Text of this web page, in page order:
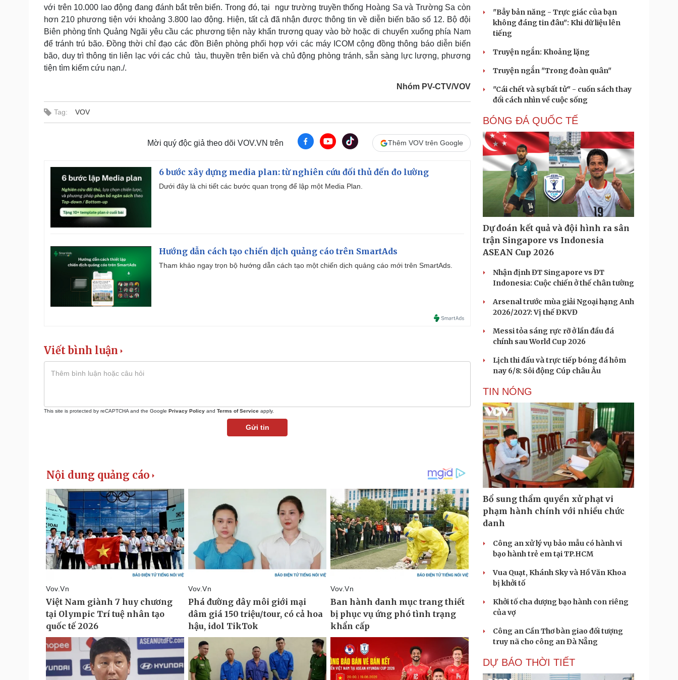
với trên 10.000 lao động đang đánh bắt trên biển. Trong đó, tại ngư trường truyền thống Hoàng Sa và Trường Sa còn
hơn 210 phương tiện với khoảng 3.800 lao động. Hiện, tất cả đã nhận được thông tin về diễn biến bão số 12. Bộ đội
Biên phòng tỉnh Quảng Ngãi yêu cầu các phương tiện này khẩn trương quay vào bờ hoặc di chuyển xuống phía Nam
để tránh trú bão. Đồng thời chỉ đạo các đồn Biên phòng phối hợp với các máy ICOM cộng đồng thông báo diễn biến
bão, duy trì thông tin liên lạc với các chủ tàu, thuyền trên biển và chủ động phòng tránh, sẵn sàng lực lượng, phương
tiện tìm kiếm cứu nạn./.
Nhóm PV-CTV/VOV
Tag: VOV
Mời quý độc giả theo dõi VOV.VN trên Thêm VOV trên Google
6 bước xây dựng media plan: từ nghiên cứu đối thủ đến đo lường
Dưới đây là chi tiết các bước quan trọng để lập một Media Plan.
Hướng dẫn cách tạo chiến dịch quảng cáo trên SmartAds
Tham khảo ngay trọn bộ hướng dẫn cách tạo một chiến dịch quảng cáo mới trên SmartAds.
Viết bình luận
This site is protected by reCAPTCHA and the Google Privacy Policy and Terms of Service apply.
Gửi tin
"Bẫy bản năng - Trực giác của bạn
không đáng tin đâu": Khi dữ liệu lên
tiếng
Truyện ngắn: Khoảng lặng
Truyện ngắn "Trong đoàn quân"
"Cái chết và sự bất tử" - cuốn sách thay
đổi cách nhìn về cuộc sống
BÓNG ĐÁ QUỐC TẾ
Dự đoán kết quả và đội hình ra sân
trận Singapore vs Indonesia
ASEAN Cup 2026
Nhận định ĐT Singapore vs ĐT
Indonesia: Cuộc chiến ở thế chân tường
Arsenal trước mùa giải Ngoại hạng Anh
2026/2027: Vị thế ĐKVĐ
Messi tỏa sáng rực rỡ ở lần đầu đá
chính sau World Cup 2026
Lịch thi đấu và trực tiếp bóng đá hôm
nay 6/8: Sôi động Cúp châu Âu
TIN NÓNG
Bổ sung thẩm quyền xử phạt vi
phạm hành chính với nhiều chức
danh
Công an xử lý vụ bảo mẫu có hành vi
bạo hành trẻ em tại TP.HCM
Vua Quạt, Khánh Sky và Hồ Văn Khoa
bị khởi tố
Khởi tố cha dượng bạo hành con riêng
của vợ
Công an Cần Thơ bàn giao đối tượng
truy nã cho công an Đà Nẵng
DỰ BÁO THỜI TIẾT